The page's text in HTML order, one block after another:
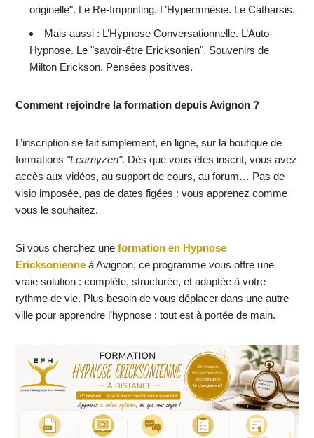
originelle". Le Re-Imprinting. L’Hypermnésie. Le Catharsis.
Mais aussi : L’Hypnose Conversationnelle. L’Auto-
Hypnose. Le "savoir-être Ericksonien". Souvenirs de
Milton Erickson. Pensées positives.
Comment rejoindre la formation depuis Avignon ?
L’inscription se fait simplement, en ligne, sur la boutique de
formations "Learnyzen". Dès que vous êtes inscrit, vous avez
accès aux vidéos, au support de cours, au forum… Pas de
visio imposée, pas de dates figées : vous apprenez comme
vous le souhaitez.
Si vous cherchez uneformation en Hypnose
Ericksonienne à Avignon, ce programme vous offre une
vraie solution : complète, structurée, et adaptée à votre
rythme de vie. Plus besoin de vous déplacer dans une autre
ville pour apprendre l’hypnose : tout est à portée de main.